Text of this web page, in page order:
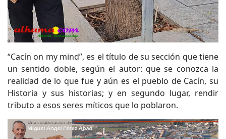
“Cacín on my mind”, es el título de su sección que tiene
un sentido doble, según el autor: que se conozca la
realidad de lo que fue y aún es el pueblo de Cacín, su
Historia y sus historias; y en segundo lugar, rendir
tributo a esos seres míticos que lo poblaron.